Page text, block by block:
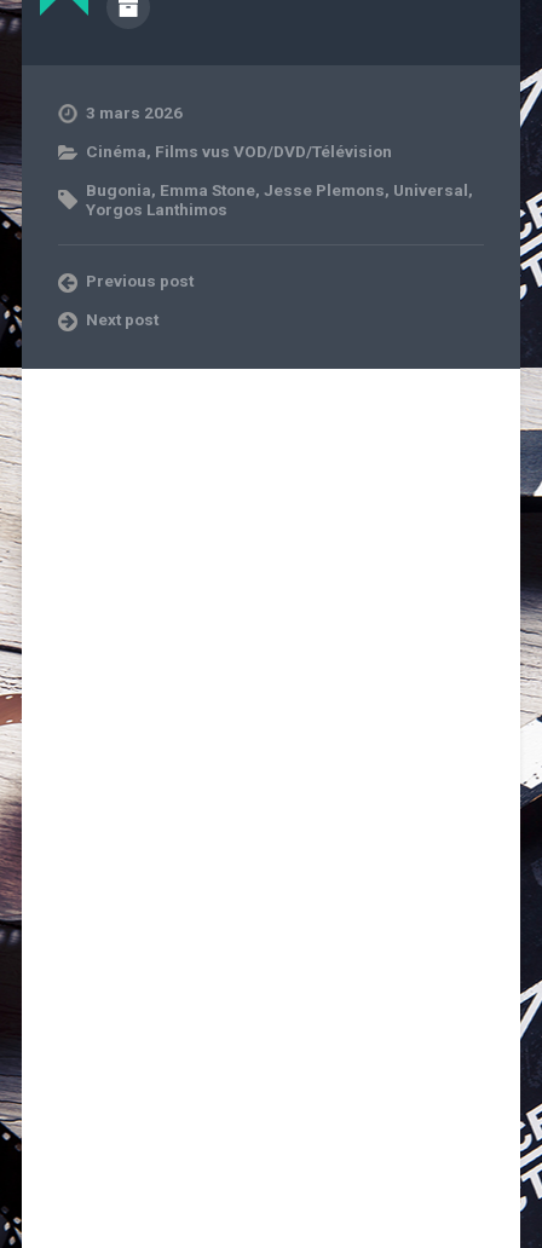
3 mars 2026
Cinéma, Films vus VOD/DVD/Télévision
Bugonia, Emma Stone, Jesse Plemons, Universal,
Yorgos Lanthimos
Previous post
Next post